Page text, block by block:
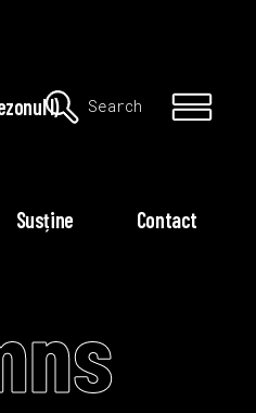
I)
Susține Contact
Search